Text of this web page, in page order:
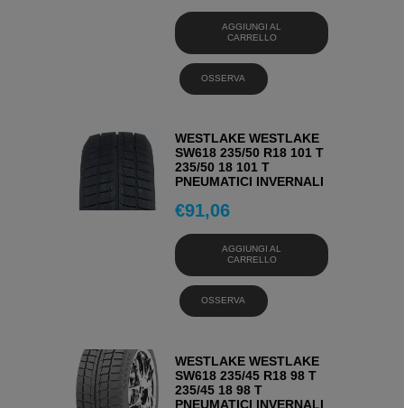
AGGIUNGI AL
CARRELLO
OSSERVA
WESTLAKE WESTLAKE
SW618 235/50 R18 101 T
235/50 18 101 T
PNEUMATICI INVERNALI
€91,06
AGGIUNGI AL
CARRELLO
OSSERVA
WESTLAKE WESTLAKE
SW618 235/45 R18 98 T
235/45 18 98 T
PNEUMATICI INVERNALI